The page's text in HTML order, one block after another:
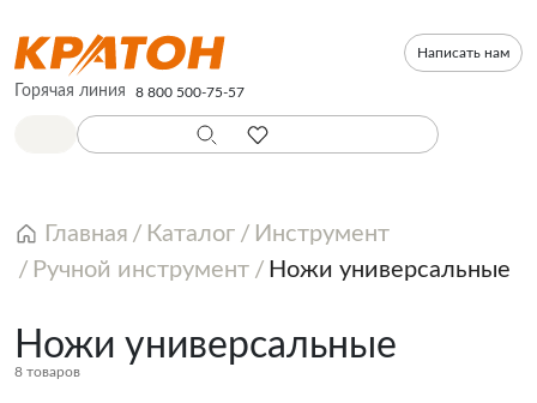
Написать нам
Горячая линия 8 800 500-75-57
Главная Каталог
Инструмент
Ручной инструмент
Ножи универсальные
Ножи универсальные
8 товаров